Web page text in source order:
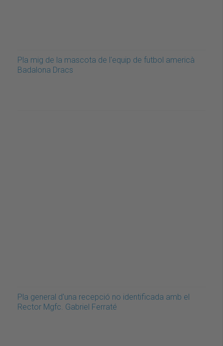
Pla mig de la mascota de l'equip de futbol americà
Badalona Dracs
Pla general d'una recepció no identificada amb el
Rector Mgfc. Gabriel Ferraté